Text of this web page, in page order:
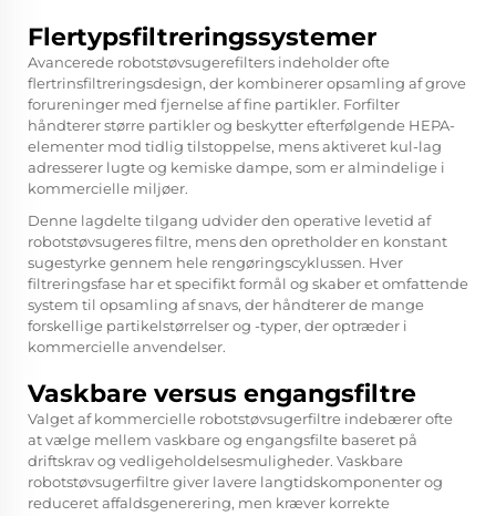
Flertypsfiltreringssystemer
Avancerede robotstøvsugerefilters indeholder ofte
flertrinsfiltreringsdesign, der kombinerer opsamling af grove
forureninger med fjernelse af fine partikler. Forfilter
håndterer større partikler og beskytter efterfølgende HEPA-
elementer mod tidlig tilstoppelse, mens aktiveret kul-lag
adresserer lugte og kemiske dampe, som er almindelige i
kommercielle miljøer.
Denne lagdelte tilgang udvider den operative levetid af
robotstøvsugeres filtre, mens den opretholder en konstant
sugestyrke gennem hele rengøringscyklussen. Hver
filtreringsfase har et specifikt formål og skaber et omfattende
system til opsamling af snavs, der håndterer de mange
forskellige partikelstørrelser og -typer, der optræder i
kommercielle anvendelser.
Vaskbare versus engangsfiltre
Valget af kommercielle robotstøvsugerfiltre indebærer ofte
at vælge mellem vaskbare og engangsfilte baseret på
driftskrav og vedligeholdelsesmuligheder. Vaskbare
robotstøvsugerfiltre giver lavere langtidskomponenter og
reduceret affaldsgenerering, men kræver korrekte